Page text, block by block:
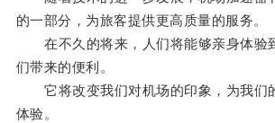
的一部分，为旅客提供更高质量的服务。
在不久的将来，人们将能够亲身体验
们带来的便利。
它将改变我们对机场的印象，为我们
体验。